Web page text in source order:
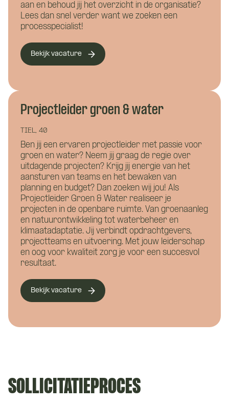
aan en behoud jij het overzicht in de organisatie?
Lees dan snel verder want we zoeken een
processpecialist!
Bekijk vacature
Projectleider groen & water
TIEL, 40
Ben jij een ervaren projectleider met passie voor
groen en water? Neem jij graag de regie over
uitdagende projecten? Krijg jij energie van het
aansturen van teams en het bewaken van
planning en budget? Dan zoeken wij jou! Als
Projectleider Groen & Water realiseer je
projecten in de openbare ruimte. Van groenaanleg
en natuurontwikkeling tot waterbeheer en
klimaatadaptatie. Jij verbindt opdrachtgevers,
projectteams en uitvoering. Met jouw leiderschap
en oog voor kwaliteit zorg je voor een succesvol
resultaat.
Bekijk vacature
SOLLICITATIEPROCES
Waar wil je meer over weten?
Hoe kunnen we je helpen?
Hoe kunnen we je bereiken?
Calculator
installatietechniek
W/E
Naam*
E-mailadres